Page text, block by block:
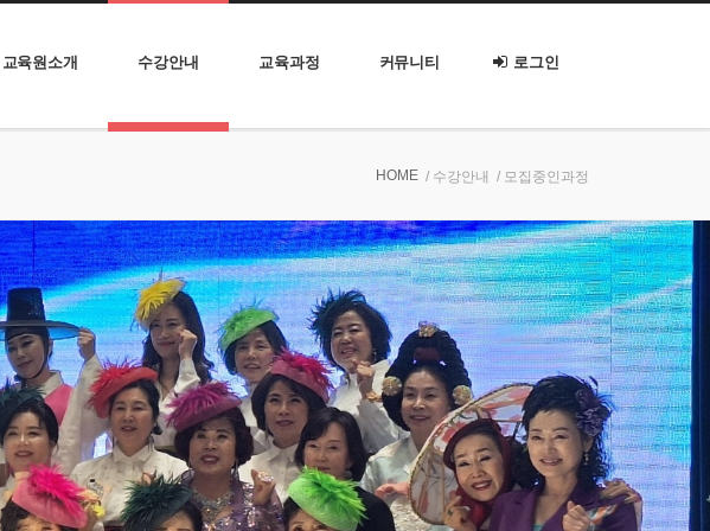
교육원소개 수강안내 교육과정 커뮤니티 로그인
HOME / 수강안내 / 모집중인과정